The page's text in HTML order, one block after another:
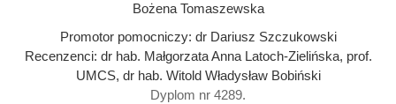
Bożena Tomaszewska
Promotor pomocniczy: dr Dariusz Szczukowski
Recenzenci: dr hab. Małgorzata Anna Latoch-Zielińska, prof.
UMCS, dr hab. Witold Władysław Bobiński
Dyplom nr 4289.